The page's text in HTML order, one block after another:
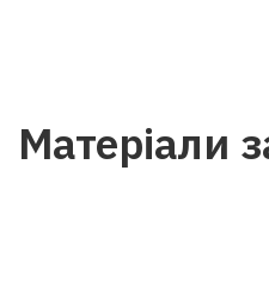
Матеріали